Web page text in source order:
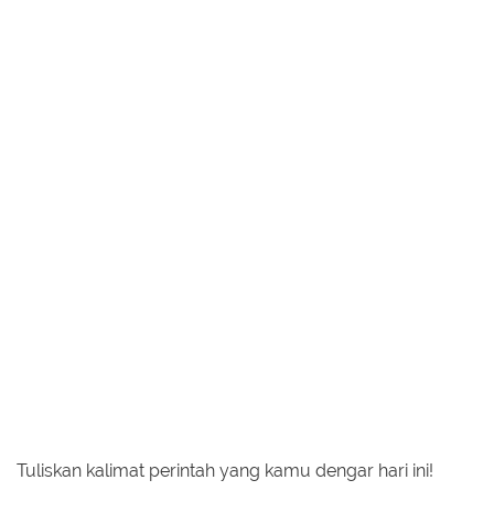
Tuliskan kalimat perintah yang kamu dengar hari ini!